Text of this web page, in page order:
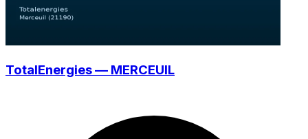
TotalEnergies — MERCEUIL